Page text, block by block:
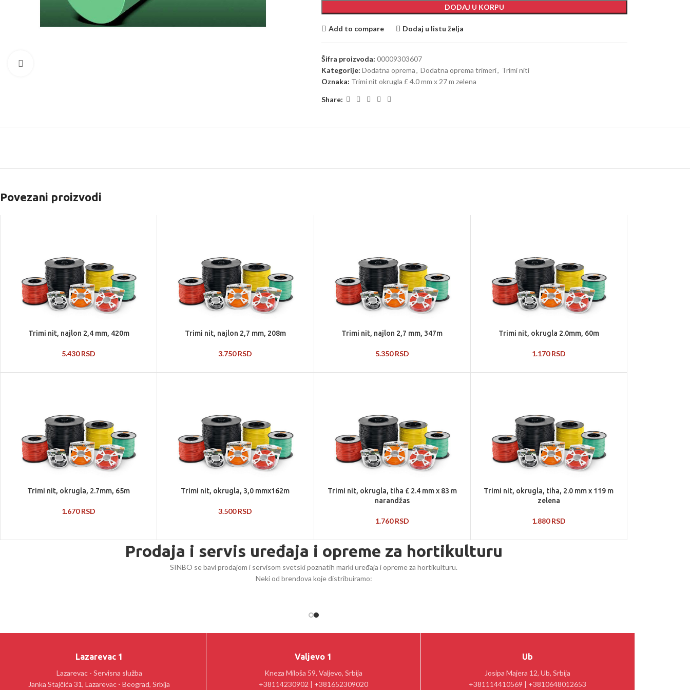
DODAJ U KORPU
Add to compare Dodaj u listu želja
Šifra proizvoda: 00009303607
Kategorije: Dodatna oprema, Dodatna oprema trimeri, Trimi niti
Oznaka: Trimi nit okrugla £ 4.0 mm x 27 m zelena
Share:
Povezani proizvodi
Trimi nit, najlon 2,4 mm, 420m
5.430RSD
Trimi nit, najlon 2,7 mm, 208m
3.750RSD
Trimi nit, najlon 2,7 mm, 347m
5.350RSD
Trimi nit, okrugla 2.0mm, 60m
1.170RSD
Trimi nit, okrugla, 2.7mm, 65m
1.670RSD
Trimi nit, okrugla, 3,0 mmx162m
3.500RSD
Trimi nit, okrugla, tiha £ 2.4 mm x 83 m
narandžas
1.760RSD
Trimi nit, okrugla, tiha, 2.0 mm x 119 m
zelena
1.880RSD
Prodaja i servis uređaja i opreme za hortikulturu
SINBO se bavi prodajom i servisom svetski poznatih marki uređaja i opreme za hortikulturu.
Neki od brendova koje distribuiramo:
Lazarevac 1
Lazarevac - Servisna služba
Janka Stajčića 31, Lazarevac - Beograd, Srbija
Valjevo 1
Kneza Miloša 59, Valjevo, Srbija
+38114230902 | +381652309020
Ub
Josipa Majera 12, Ub, Srbija
+381114410569 | +3810648012653